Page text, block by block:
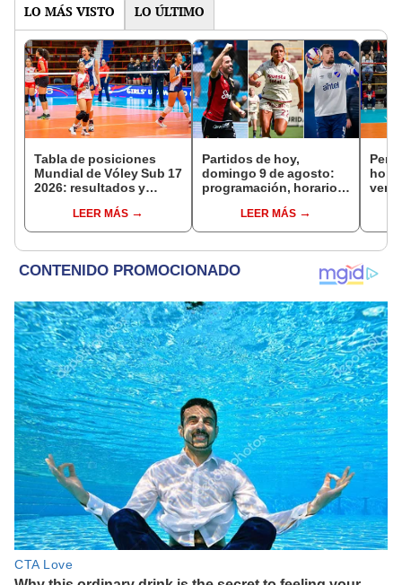
LO MÁS VISTO LO ÚLTIMO
Tabla de posiciones
Mundial de Vóley Sub 17
2026: resultados y
de gruposLEER MÁS
Partidos de hoy,
domingo 9 de agosto:
programación, horarios
EN VIVOLEER MÁS
hora
ver